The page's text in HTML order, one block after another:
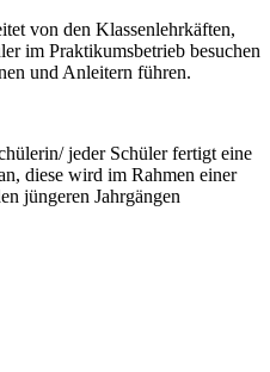
von den Klassenlehrkäften,
im Praktikumsbetrieb besuchen
und Anleitern führen.
jeder Schüler fertigt eine
diese wird im Rahmen einer
jüngeren Jahrgängen